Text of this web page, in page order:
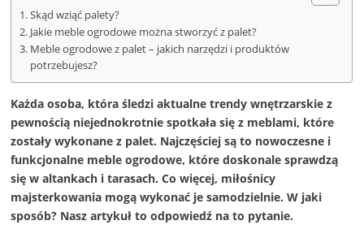
Skąd wziąć palety?
Jakie meble ogrodowe można stworzyć z palet?
Meble ogrodowe z palet – jakich narzędzi i produktów
potrzebujesz?
Każda osoba, która śledzi aktualne trendy wnętrzarskie z
pewnością niejednokrotnie spotkała się z meblami, które
zostały wykonane z palet. Najczęściej są to nowoczesne i
funkcjonalne meble ogrodowe, które doskonale sprawdzą
się w altankach i tarasach. Co więcej, miłośnicy
majsterkowania mogą wykonać je samodzielnie. W jaki
sposób? Nasz artykuł to odpowiedź na to pytanie.